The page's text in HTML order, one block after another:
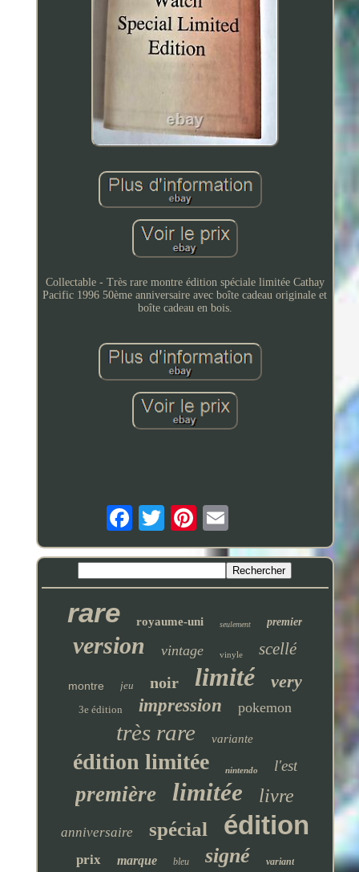
Collectable - Très rare montre édition spéciale limitée Cathay
Pacific 1996 50ème anniversaire avec boîte cadeau originale et
boîte cadeau en bois.
rare royaume-uni seulement premier
version vintage vinyle scellé
montre jeu noir limité very
3e édition impression pokemon
très rare variante
édition limitée nintendo l'est
première limitée livre
anniversaire spécial édition
prix marque bleu signé variant